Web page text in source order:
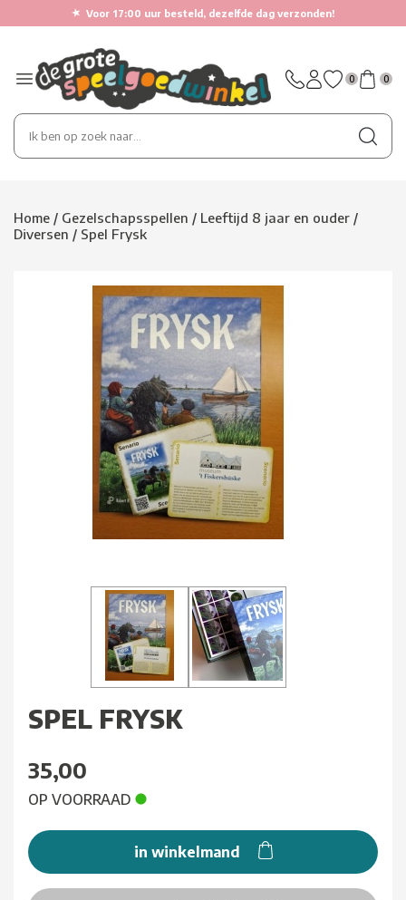
★ Voor 17:00 uur besteld, dezelfde dag verzonden!
0 0
Home / Gezelschapsspellen / Leeftijd 8 jaar en ouder /
Diversen / Spel Frysk
SPEL FRYSK
35,00
OP VOORRAAD
in winkelmand